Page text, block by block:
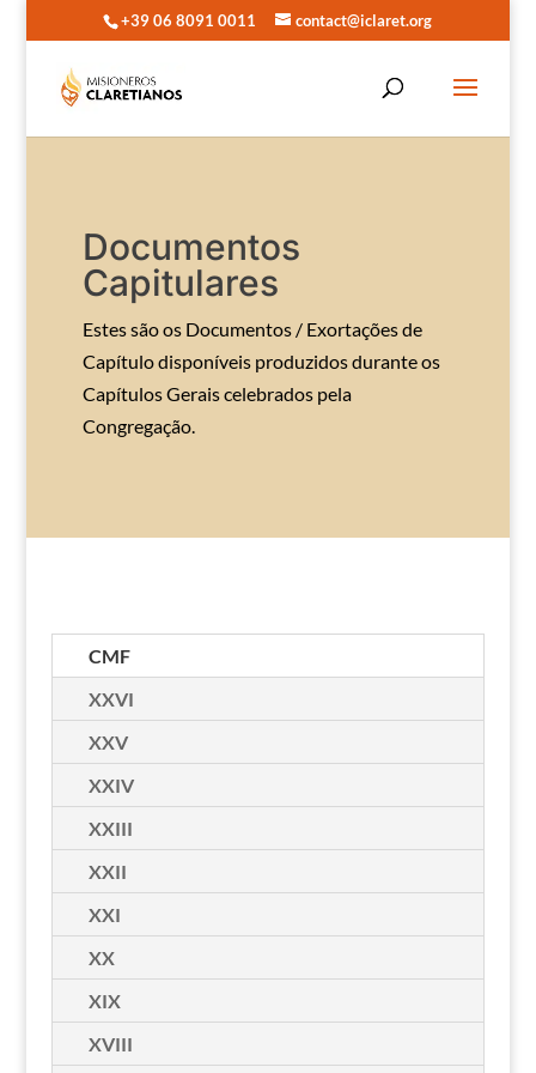
+39 06 8091 0011 contact@iclaret.org
Documentos
Capitulares
Estes são os Documentos / Exortações de
Capítulo disponíveis produzidos durante os
Capítulos Gerais celebrados pela
Congregação.
CMF
XXVI
XXV
XXIV
XXIII
XXII
XXI
XX
XIX
XVIII